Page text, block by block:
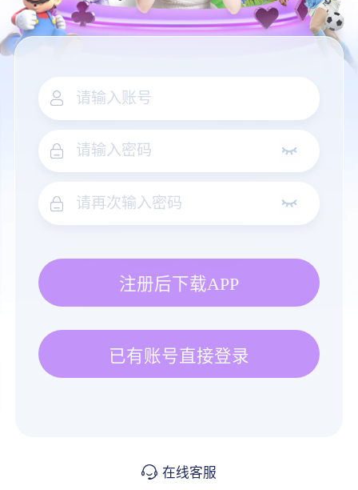
注册后下载APP
已有账号直接登录
在线客服